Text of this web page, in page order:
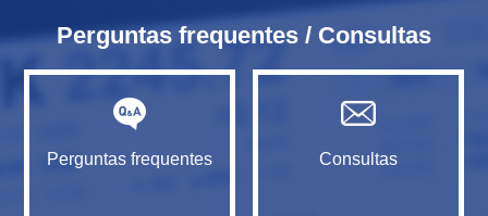
Perguntas frequentes / Consultas
Perguntas frequentes Consultas